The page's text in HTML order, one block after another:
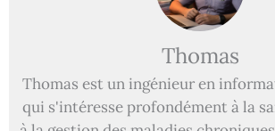
Thomas
Thomas est un ingénieur en
qui s'intéresse profondément à la